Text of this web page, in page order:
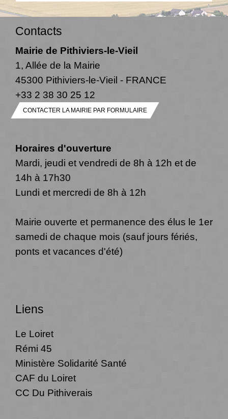
Contacts
Mairie de Pithiviers-le-Vieil
1, Allée de la Mairie
45300 Pithiviers-le-Vieil - FRANCE
+33 2 38 30 25 12
CONTACTER LA MAIRIE PAR FORMULAIRE
Horaires d'ouverture
Mardi, jeudi et vendredi de 8h à 12h et de
14h à 17h30
Lundi et mercredi de 8h à 12h
Mairie ouverte et permanence des élus le 1er
samedi de chaque mois (sauf jours fériés,
ponts et vacances d'été)
Liens
Le Loiret
Rémi 45
Ministère Solidarité Santé
CAF du Loiret
CC Du Pithiverais